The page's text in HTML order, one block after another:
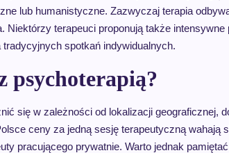
lub humanistyczne. Zazwyczaj terapia
Niektórzy terapeuci proponują także intensywne
spotkań indywidualnych.
psychoterapią?
się w zależności od lokalizacji geograficznej,
ceny za jedną sesję terapeutyczną wahają
pracującego prywatnie. Warto jednak